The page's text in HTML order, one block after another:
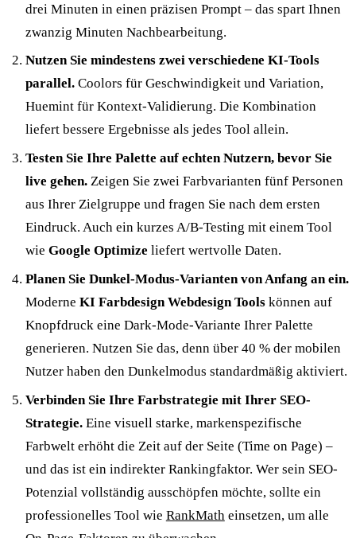
drei Minuten in einen präzisen Prompt – das spart Ihnen
zwanzig Minuten Nachbearbeitung.
Nutzen Sie mindestens zwei verschiedene KI-Tools
parallel.Coolors für Geschwindigkeit und Variation,
Huemint für Kontext-Validierung. Die Kombination
liefert bessere Ergebnisse als jedes Tool allein.
Testen Sie Ihre Palette auf echten Nutzern, bevor Sie
live gehen.Zeigen Sie zwei Farbvarianten fünf Personen
aus Ihrer Zielgruppe und fragen Sie nach dem ersten
Eindruck. Auch ein kurzes A/B-Testing mit einem Tool
wie Google Optimize liefert wertvolle Daten.
Planen Sie Dunkel-Modus-Varianten von Anfang an ein.
Moderne KI Farbdesign Webdesign Toolskönnen auf
Knopfdruck eine Dark-Mode-Variante Ihrer Palette
generieren. Nutzen Sie das, denn über 40 % der mobilen
Nutzer haben den Dunkelmodus standardmäßig aktiviert.
Verbinden Sie Ihre Farbstrategie mit Ihrer SEO-
Strategie.Eine visuell starke, markenspezifische
Farbwelt erhöht die Zeit auf der Seite (Time on Page) –
und das ist ein indirekter Rankingfaktor. Wer sein SEO-
Potenzial vollständig ausschöpfen möchte, sollte ein
professionelles Tool wie RankMath einsetzen, um alle